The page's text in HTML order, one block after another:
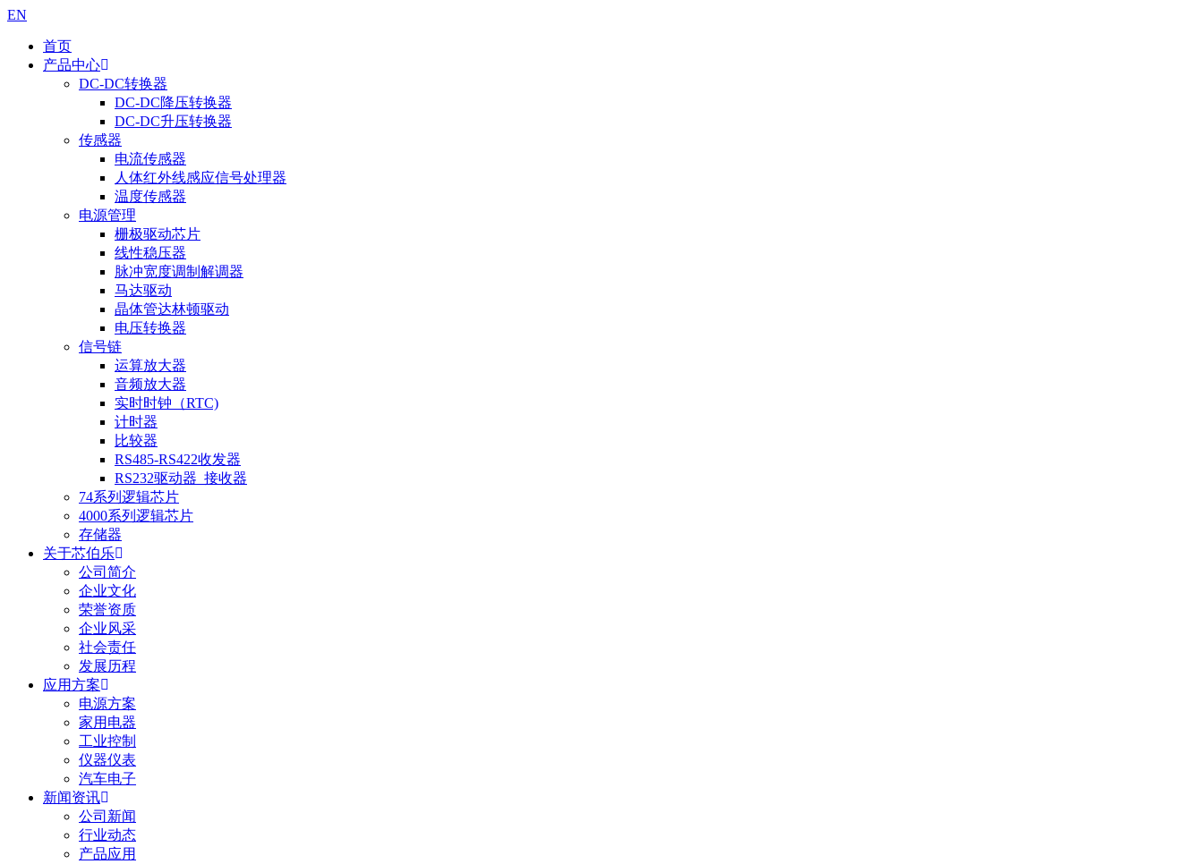
EN
首页
产品中心
DC-DC转换器
DC-DC降压转换器
DC-DC升压转换器
传感器
电流传感器
人体红外线感应信号处理器
温度传感器
电源管理
栅极驱动芯片
线性稳压器
脉冲宽度调制解调器
马达驱动
晶体管达林顿驱动
电压转换器
信号链
运算放大器
音频放大器
实时时钟（RTC)
计时器
比较器
RS485-RS422收发器
RS232驱动器_接收器
74系列逻辑芯片
4000系列逻辑芯片
存储器
关于芯伯乐
公司简介
企业文化
荣誉资质
企业风采
社会责任
发展历程
应用方案
电源方案
家用电器
工业控制
仪器仪表
汽车电子
新闻资讯
公司新闻
行业动态
产品应用